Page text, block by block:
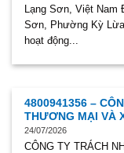
Lạng Sơn, Việt
Sơn, Phường Kỳ
hoạt động...
4800941356 –
THƯƠNG MẠI VÀ
24/07/2026
CÔNG TY TRÁCH